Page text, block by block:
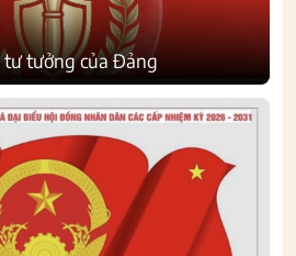
tư tưởng của Đảng